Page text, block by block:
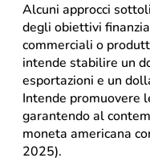
Alcuni approcci
degli obiettivi
commerciali o
intende stabilire un
esportazioni e un
Intende promuovere
garantendo al
moneta americana
2025).